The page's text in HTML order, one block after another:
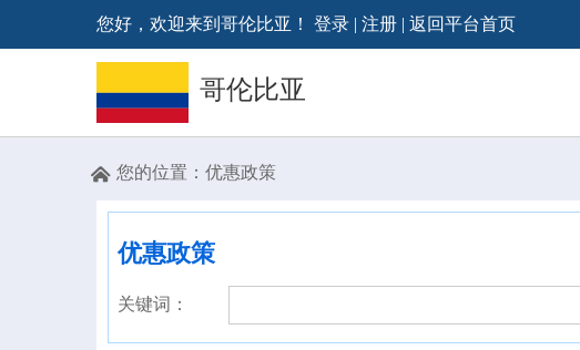
您好，欢迎来到哥伦比亚！ 登录 | 注册 | 返回平台首页
哥伦比亚
 您的位置： 优惠政策
优惠政策
关键词：